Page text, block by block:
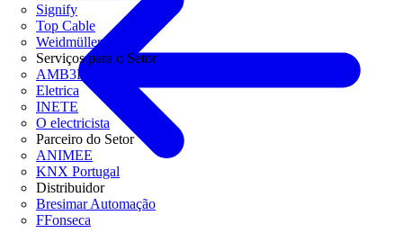
Signify
Top Cable
Weidmüller
Serviços para o Setor
AMB3E
Eletrica
INETE
O electricista
Parceiro do Setor
ANIMEE
KNX Portugal
Distribuidor
Bresimar Automação
FFonseca